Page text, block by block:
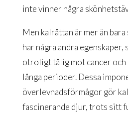
inte vinner några
Men kalråttan är mer än
har några andra egenskaper,
otroligt tålig mot cancer och
långa perioder. Dessa
överlevnadsförmågor gör
fascinerande djur, trots sitt